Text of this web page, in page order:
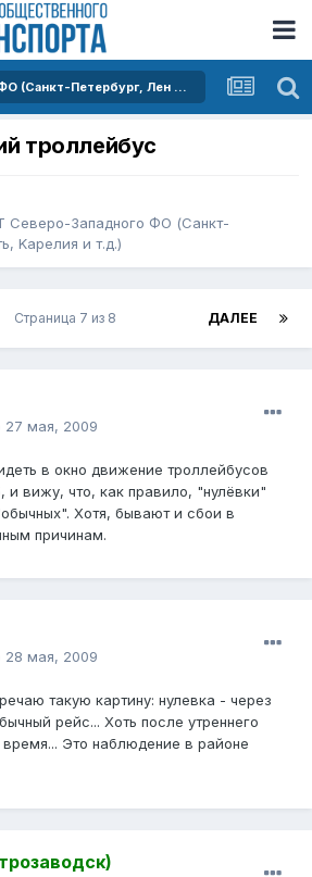
ОТ Северо-Западного ФО (Санкт-Петербург, Лен область, Kарелия и т.д.)
троллейбус
Северо-Западного ФО (Санкт-
Kарелия и т.д.)
ДАЛЕЕ
Страница 7 из 8
27 мая, 2009
в окно движение троллейбусов
вижу, что, как правило, "нулёвки"
Хотя, бывают и сбои в
причинам.
28 мая, 2009
такую картину: нулевка - через
рейс... Хоть после утреннего
время... Это наблюдение в районе